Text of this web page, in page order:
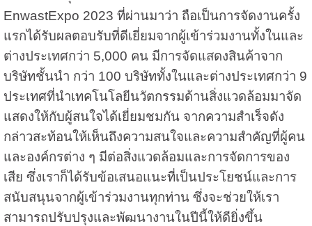
EnwastExpo 2023 ที่ผ่านมาว่า ถือเป็นการจัดงานครั้ง
แรกได้รับผลตอบรับที่ดีเยี่ยมจากผู้เข้าร่วมงานทั้งในและ
ต่างประเทศกว่า 5,000 คน มีการจัดแสดงสินค้าจาก
บริษัทชั้นนำ กว่า 100 บริษัททั้งในและต่างประเทศกว่า 9
ประเทศที่นำเทคโนโลยีนวัตกรรมด้านสิ่งแวดล้อมมาจัด
แสดงให้กับผู้สนใจได้เยี่ยมชมกัน จากความสำเร็จดัง
กล่าวสะท้อนให้เห็นถึงความสนใจและความสำคัญที่ผู้คน
และองค์กรต่าง ๆ มีต่อสิ่งแวดล้อมและการจัดการของ
เสีย ซึ่งเราก็ได้รับข้อเสนอแนะที่เป็นประโยชน์และการ
สนับสนุนจากผู้เข้าร่วมงานทุกท่าน ซึ่งจะช่วยให้เรา
สามารถปรับปรุงและพัฒนางานในปีนี้ให้ดียิ่งขึ้น